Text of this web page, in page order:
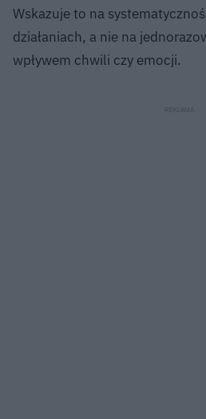
Wskazuje to na
działaniach, a nie na
wpływem chwili czy emocji.